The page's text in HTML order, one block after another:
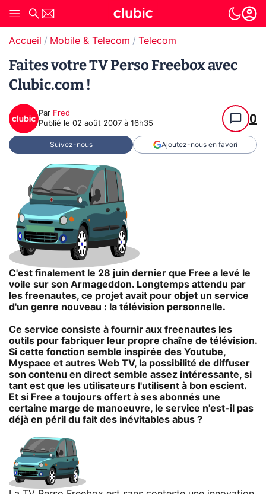
Accueil Mobile & Telecom Telecom
Faites votre TV Perso Freebox avec
Clubic.com !
Par Fred
Publié le 02 août 2007 à 16h35 0
Suivez-nous Ajoutez-nous en favori
C'est finalement le 28 juin dernier que Free a levé le
voile sur son Armageddon. Longtemps attendu par
les freenautes, ce projet avait pour objet un service
d'un genre nouveau : la télévision personnelle.
Ce service consiste à fournir aux freenautes les
outils pour fabriquer leur propre chaîne de télévision.
Si cette fonction semble inspirée des Youtube,
Myspace et autres Web TV, la possibilité de diffuser
son contenu en direct semble assez intéressante, si
tant est que les utilisateurs l'utilisent à bon escient.
Et si Free a toujours offert à ses abonnés une
certaine marge de manoeuvre, le service n'est-il pas
déjà en péril du fait des inévitables abus ?